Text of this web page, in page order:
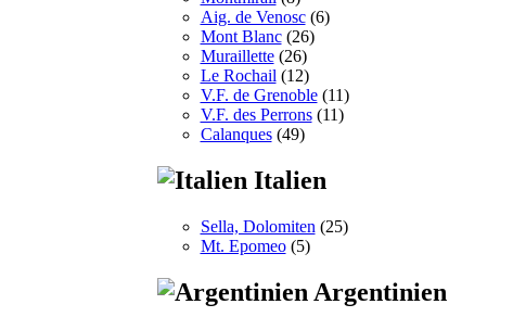
Aig. de Venosc(6)
Mont Blanc(26)
Muraillette(26)
Le Rochail(12)
V.F. de Grenoble(11)
V.F. des Perrons(11)
Calanques(49)
Italien
Sella, Dolomiten (25)
Mt. Epomeo(5)
Argentinien